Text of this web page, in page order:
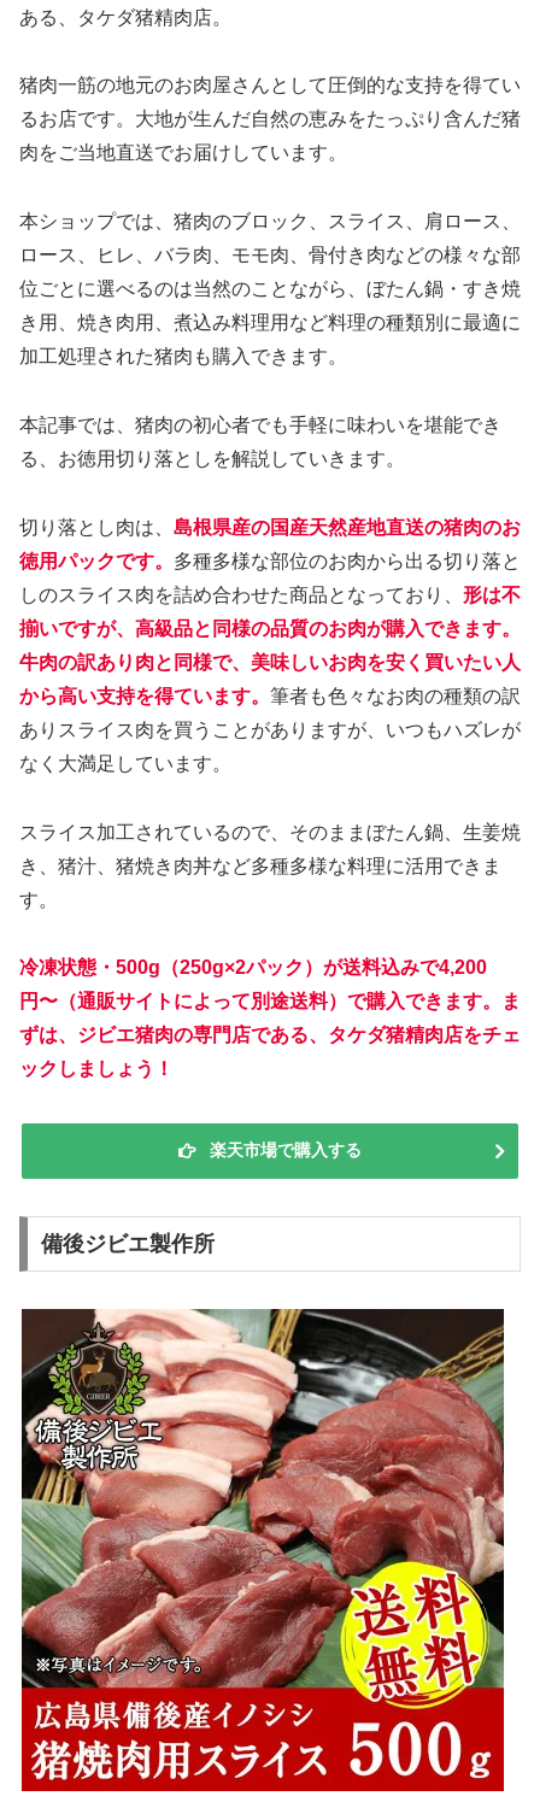
ある、タケダ猪精肉店。
猪肉一筋の地元のお肉屋さんとして圧倒的な支持を得てい
るお店です。大地が生んだ自然の恵みをたっぷり含んだ猪
肉をご当地直送でお届けしています。
本ショップでは、猪肉のブロック、スライス、肩ロース、
ロース、ヒレ、バラ肉、モモ肉、骨付き肉などの様々な部
位ごとに選べるのは当然のことながら、ぼたん鍋・すき焼
き用、焼き肉用、煮込み料理用など料理の種類別に最適に
加工処理された猪肉も購入できます。
本記事では、猪肉の初心者でも手軽に味わいを堪能でき
る、お徳用切り落としを解説していきます。
切り落とし肉は、 島根県産の国産天然産地直送の猪肉のお
徳用パックです。 多種多様な部位のお肉から出る切り落と
しのスライス肉を詰め合わせた商品となっており、 形は不
揃いですが、高級品と同様の品質のお肉が購入できます。
牛肉の訳あり肉と同様で、美味しいお肉を安く買いたい人
から高い支持を得ています。 筆者も色々なお肉の種類の訳
ありスライス肉を買うことがありますが、いつもハズレが
なく大満足しています。
スライス加工されているので、そのままぼたん鍋、生姜焼
き、猪汁、猪焼き肉丼など多種多様な料理に活用できま
す。
冷凍状態・500g（250g×2パック）が送料込みで4,200
円〜（通販サイトによって別途送料）で購入できます。ま
ずは、ジビエ猪肉の専門店である、タケダ猪精肉店をチェ
ックしましょう！
楽天市場で購入する
備後ジビエ製作所